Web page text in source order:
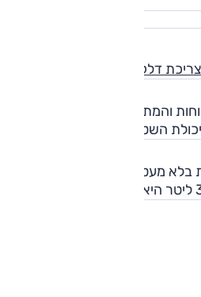
דלק
והמתנהגות בקטגוריה,
השטח טובה יחסית.
מעט סעיפים, אך הוא יקר